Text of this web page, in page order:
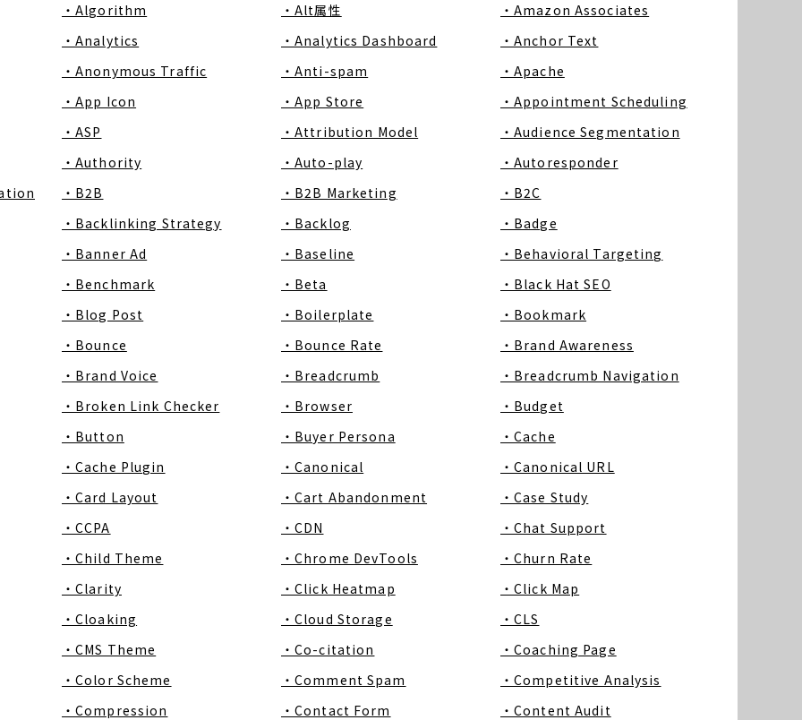
・Algorithm
・Alt属性
・Amazon Associates
・Analytics
・Analytics Dashboard
・Anchor Text
・Anonymous Traffic
・Anti-spam
・Apache
・App Icon
・App Store
・Appointment Scheduling
・ASP
・Attribution Model
・Audience Segmentation
・Authority
・Auto-play
・Autoresponder
・B2B ・B2B Marketing
・B2C
・Backlinking Strategy
・Backlog
・Badge
・Banner Ad
・Baseline
・Behavioral Targeting
・Benchmark
・Beta
・Black Hat SEO
・Blog Post
・Boilerplate
・Bookmark
・Bounce
・Bounce Rate
・Brand Awareness
・Brand Voice
・Breadcrumb
・Breadcrumb Navigation
・Broken Link Checker
・Browser
・Budget
・Button
・Buyer Persona
・Cache
・Cache Plugin
・Canonical
・Canonical URL
・Card Layout
・Cart Abandonment
・Case Study
・CCPA
・CDN
・Chat Support
・Child Theme
・Chrome DevTools
・Churn Rate
・Clarity
・Click Heatmap
・Click Map
・Cloaking
・Cloud Storage
・CLS
・CMS Theme
・Co-citation
・Coaching Page
・Color Scheme
・Comment Spam
・Competitive Analysis
・Compression
・Contact Form
・Content Audit